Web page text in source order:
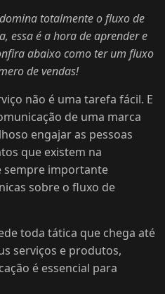
totalmente o fluxo de
essa é a hora de aprender e
abaixo como ter um fluxo
de vendas!
não é uma tarefa fácil. E
de uma marca
engajar as pessoas
que existem na
sempre importante
sobre o fluxo de
toda tática que chega até
serviços e produtos,
é essencial para